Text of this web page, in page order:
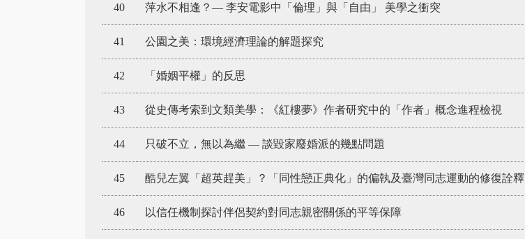
40 萍水不相逢？— 李安電影中「倫理」與「自由」 美學之衝突
41 公園之美：環境經濟理論的解題探究
42 「婚姻平權」的反思
43 從史傳考索到文類美學：《紅樓夢》作者研究中的「作者」概念進程檢視
44 只破不立，無以為繼 — 談毀家廢婚派的幾點問題
45 酷兒左翼「超英趕美」？「同性戀正典化」的偏執及臺灣同志運動的修復詮釋
46 以信任機制探討伴侶契約對同志親密關係的平等保障